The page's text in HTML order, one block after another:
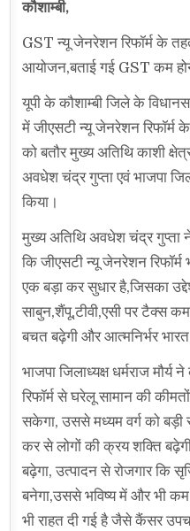
कौशाम्बी,
GST न्यू जेनरेशन रिफॉर्म के
आयोजन,बताई गई GST कम
यूपी के कौशाम्बी जिले के
में जीएसटी न्यू जेनरेशन
को बतौर मुख्य अतिथि काशी
अवधेश चंद्र गुप्ता एवं भाजपा
किया।
मुख्य अतिथि अवधेश चंद्र गुप्ता
कि जीएसटी न्यू जेनरेशन रिफॉर्म
एक बड़ा कर सुधार है,जिसका
साबुन,शैंपू,टीवी,एसी पर टैक्स
बचत बढ़ेगी और आत्मनिर्भर भारत
भाजपा जिलाध्यक्ष धर्मराज
रिफॉर्म से घरेलू सामान की
सकेगा, उससे मध्यम वर्ग को बड़ी
कर से लोगों की क्रय शक्ति
बढ़ेगा, उत्पादन से रोजगार कि
बनेगा,उससे भविष्य में और भी कम
भी राहत दी गई है जैसे कैंसर